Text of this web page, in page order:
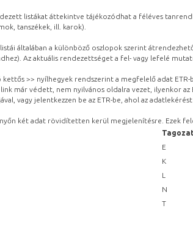
listákat áttekintve tájékozódhat a féléves
tanszékek, ill. karok).
általában a különböző oszlopok szerint
Az aktuális rendezettséget a fel- vagy lefelé
>> nyílhegyek rendszerint a megfelelő adat
már védett, nem nyilvános oldalra vezet, ilyenkor az
vagy jelentkezzen be az ETR-be, ahol az
két adat rövidítetten kerül megjelenítésre. Ezek
Tagozat
E
K
L
N
T